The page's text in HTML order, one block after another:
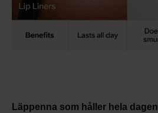
Läppenna som håller hela dagen